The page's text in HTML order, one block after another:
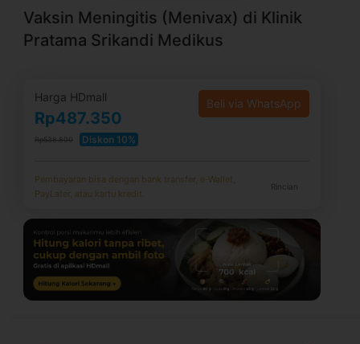
Vaksin Meningitis (Menivax) di Klinik
Pratama Srikandi Medikus
Harga HDmall
Rp487.350
Rp538.800 Diskon 10%
Beli via WhatsApp
Pembayaran bisa dengan bank transfer, e-Wallet,
PayLater, atau kartu kredit.
Rincian